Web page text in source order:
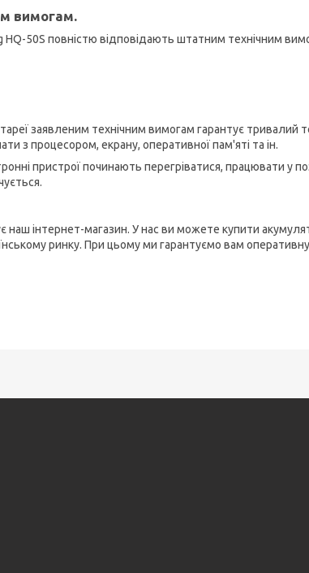
вимогам.
50S повністю відповідають штатним технічним
заявленим технічним вимогам гарантує тривалий
з процесором, екрану, оперативної пам'яті та ін.
пристрої починають перегріватися, працювати у
наш інтернет-магазин. У нас ви можете купити
ринку. При цьому ми гарантуємо вам